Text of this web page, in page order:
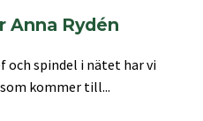
Anna Rydén
och spindel i nätet har vi
kommer till...